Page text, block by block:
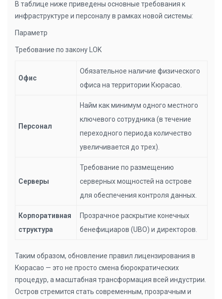
В таблице ниже приведены основные требования к
инфраструктуре и персоналу в рамках новой системы:
Параметр
Требование по закону LOK
Офис
Обязательное наличие физического
офиса на территории Кюрасао.
Персонал
Найм как минимум одного местного
ключевого сотрудника (в течение
переходного периода количество
увеличивается до трех).
Серверы
Требование по размещению
серверных мощностей на острове
для обеспечения контроля данных.
Корпоративная
структура
Прозрачное раскрытие конечных
бенефициаров (UBO) и директоров.
Таким образом, обновление правил лицензирования в
Кюрасао — это не просто смена бюрократических
процедур, а масштабная трансформация всей индустрии.
Остров стремится стать современным, прозрачным и